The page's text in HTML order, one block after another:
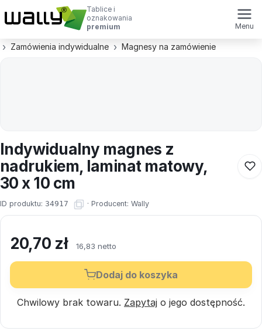
Tablice i
oznakowania
premium
Menu
Zamówienia indywidualne Magnesy na zamówienie
Indywidualny magnes z
nadrukiem, laminat matowy,
30 x 10 cm
ID produktu: 34917 · Producent: Wally
20,70 zł 16,83 netto
Dodaj do koszyka
Chwilowy brak towaru. Zapytaj o jego dostępność.